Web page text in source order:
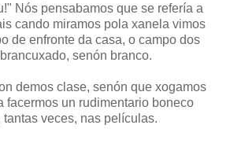
Nós pensabamos que se refería a
cando miramos pola xanela vimos
de enfronte da casa, o campo dos
senón branco.
demos clase, senón que xogamos
facermos un rudimentario boneco
veces, nas películas.